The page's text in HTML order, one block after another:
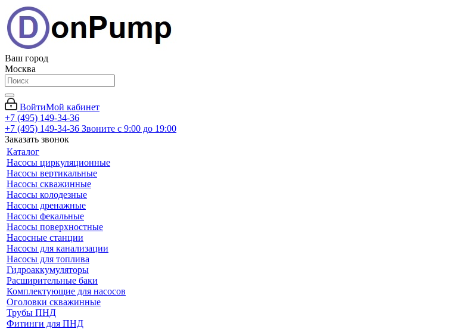
Ваш город
Москва
ВойтиМой кабинет
+7 (495) 149-34-36
+7 (495) 149-34-36 Звоните с 9:00 до 19:00
Заказать звонок
Каталог
Насосы циркуляционные
Насосы вертикальные
Насосы скважинные
Насосы колодезные
Насосы дренажные
Насосы фекальные
Насосы поверхностные
Насосные станции
Насосы для канализации
Насосы для топлива
Гидроаккумуляторы
Расширительные баки
Комплектующие для насосов
Оголовки скважинные
Трубы ПНД
Фитинги для ПНД